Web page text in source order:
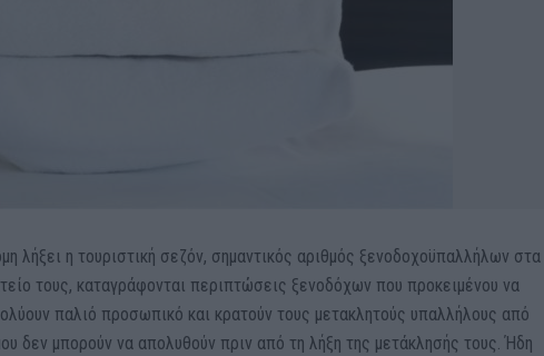
λήξει η τουριστική σεζόν, σημαντικός αριθμός ξενοδοχοϋπαλλήλων στα
τους, καταγράφονται περιπτώσεις ξενοδόχων που προκειμένου να
παλιό προσωπικό και κρατούν τους μετακλητούς υπαλλήλους από
δεν μπορούν να απολυθούν πριν από τη λήξη της μετάκλησής τους. Ήδη